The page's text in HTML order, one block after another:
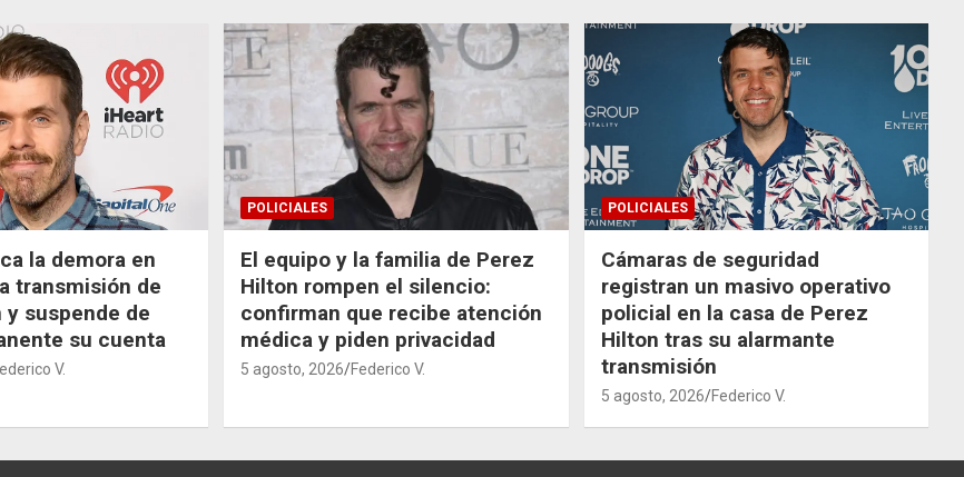
la demora en
transmisión de
suspende de
su cuenta
V.
POLICIALES
El equipo y la familia de Perez
Hilton rompen el silencio:
confirman que recibe atención
médica y piden privacidad
5 agosto, 2026 Federico V.
POLICIALES
Cámaras de seguridad
registran un masivo operativo
policial en la casa de Perez
Hilton tras su alarmante
transmisión
5 agosto, 2026 Federico V.